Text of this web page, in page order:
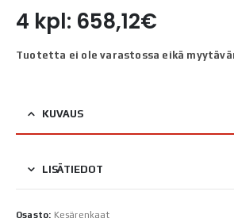
4 kpl: 658,12€
Tuotetta ei ole varastossa eikä
KUVAUS
LISÄTIEDOT
Osasto: Kesärenkaat